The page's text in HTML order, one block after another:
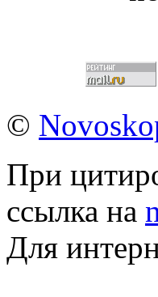
©
При
ссылка на
Для